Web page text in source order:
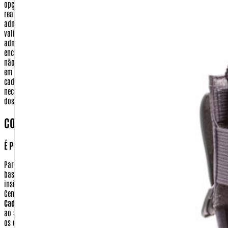
opção por este tipo de pagamento, serão utilizados apenas para a
realização de transação eletrônica, entre a Warfare.com.br e a sua
administradora de cartão de crédito. As informações digitadas (número,
validade e código de segurança) são criptografadas e enviadas para a
administradora do cartão. Após confirmado o pagamento e o envio da
encomenda, esses dados são apagados de nosso sistema. A warfare.com.br
não tem em momento algum acesso a essas informações que são digitadas
em ambiente seguro do meio de pagamento.
cadastro de compra realizado no site http://www.Warfare.com.br não será
necessário fornecer nenhuma de suas informações bancárias, com exceção
dos casos necessários para realização de devolução
COMO POSSO TER ACESSO AS MINHAS INFORMAÇÕES?
É POSSÍVEL APAGAR OU ALTERAR ESSAS INFORMAÇÕES?
Para ter acesso aos seus dados ou realizar a alteração em seu cadastro,
basta clicar no ícone 'Meu Cadastro', localizado no topo da tela. Depois
insira sua identificação e sua senha. Você será remetido para o menu da
Central de Cliente. Nesta tela você terá as seguintes opções:
Cadastrais:
Nesta opção você pode alterar todas as informações referentes
ao seu cadastro pessoal (identificação, senha, e-mail e preferências). Altere
os que julgar necessário e clique em 'Continuar'. Você voltará para a tela